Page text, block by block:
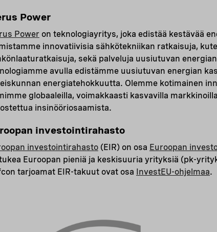
Power
Power on teknologiayritys, joka edistää kestävää
innovatiivisia sähkötekniikan ratkaisuja,
sekä palveluja uusiutuvan
avulla edistämme uusiutuvan energian
energiatehokkuutta. Olemme kotimainen
globaaleilla, voimakkaasti kasvavilla
insinööriosaamista.
investointirahasto
investointirahasto (EIR) on osa Euroopan
Euroopan pieniä ja keskisuuria yrityksiä (pk-
tarjoamat EIR-takuut ovat osa InvestEU-ohjelmaa.